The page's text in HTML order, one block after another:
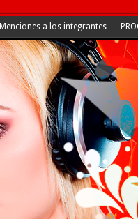
Menciones a los integrantes